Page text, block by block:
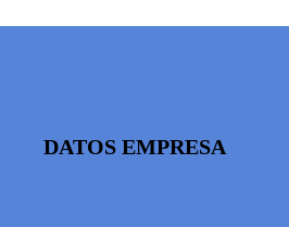
DATOS EMPRESA